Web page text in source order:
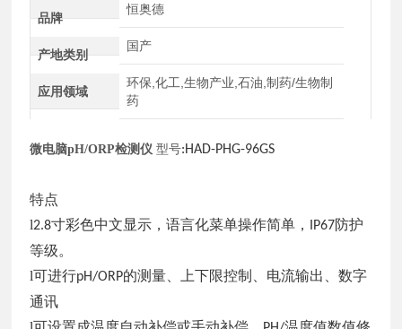
品牌
恒奥德
产地类别
国产
应用领域
环保,化工,生物产业,石油,制药/生物制
药
微电脑pH/ORP检测仪 型号:HAD-PHG-96GS
特点
l2.8寸彩色中文显示，语言化菜单操作简单， IP67防护
等级。
l可进行pH/ORP的测量、上下限控制、电流输出、数字
通讯